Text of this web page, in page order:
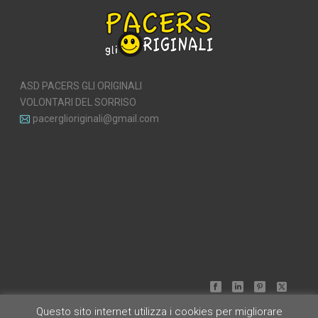
ASD PACERS GLI ORIGINALI
VOLONTARI DEL SORRISO
pacerglioriginali@gmail.com
Questo sito internet utilizza i cookies per migliorare